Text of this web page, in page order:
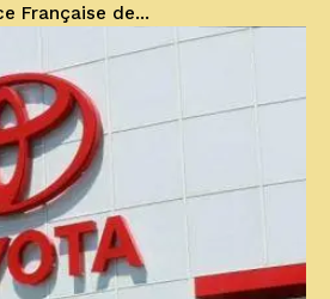
Française de...